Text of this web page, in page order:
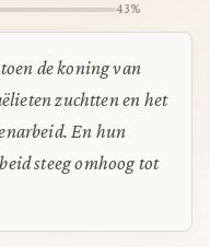
43%
de koning van
zuchtten en het
En hun
steeg omhoog tot